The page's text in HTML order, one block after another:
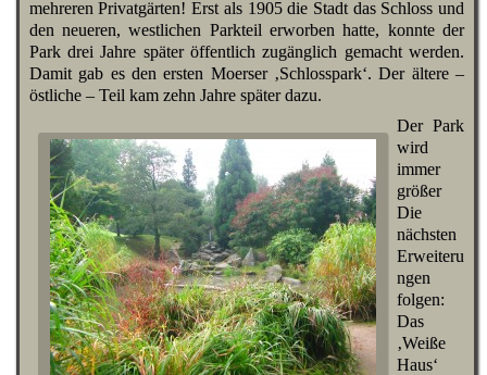
mehreren Privatgärten! Erst als 1905 die Stadt das Schloss und
den neueren, westlichen Parkteil erworben hatte, konnte der
Park drei Jahre später öffentlich zugänglich gemacht werden.
Damit gab es den ersten Moerser ‚Schlosspark‘. Der ältere –
östliche – Teil kam zehn Jahre später dazu.
Der Park
wird
immer
größer
Die
nächsten
Erweiteru
ngen
folgen:
Das
‚Weiße
Haus‘